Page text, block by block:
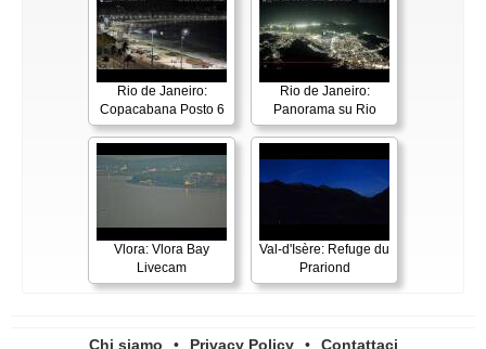
Rio de Janeiro:
Copacabana Posto 6
Rio de Janeiro:
Panorama su Rio
Vlora: Vlora Bay
Livecam
Val-d'Isère: Refuge du
Prariond
Chi siamo • Privacy Policy • Contattaci